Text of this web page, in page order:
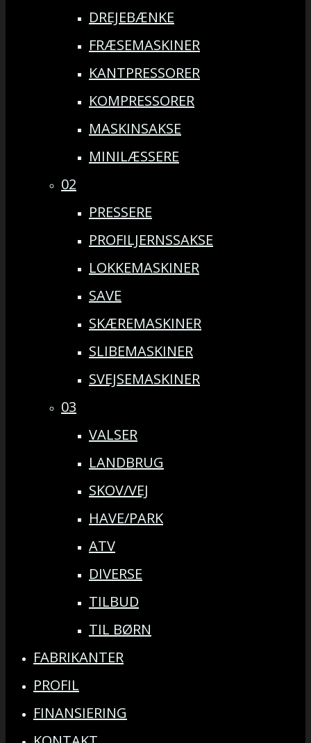
DREJEBÆNKE
FRÆSEMASKINER
KANTPRESSORER
KOMPRESSORER
MASKINSAKSE
MINILÆSSERE
02
PRESSERE
PROFILJERNSSAKSE
LOKKEMASKINER
SAVE
SKÆREMASKINER
SLIBEMASKINER
SVEJSEMASKINER
03
VALSER
LANDBRUG
SKOV/VEJ
HAVE/PARK
ATV
DIVERSE
TILBUD
TIL BØRN
FABRIKANTER
PROFIL
FINANSIERING